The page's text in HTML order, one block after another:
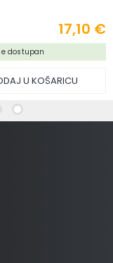
17,10 €
dostupan
U KOŠARICU